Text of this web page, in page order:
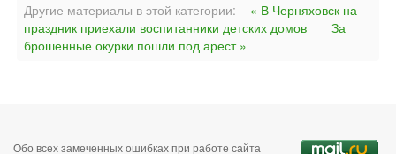
Другие материалы в этой категории:
« В Черняховск на
праздник приехали воспитанники детских домов
За
брошенные окурки пошли под арест »
Обо всех замеченных ошибках при работе сайта